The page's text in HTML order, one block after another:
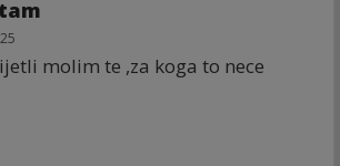
molim te ,za koga to nece